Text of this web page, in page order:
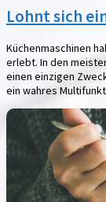
Lohnt sich
Küchenmaschinen
erlebt. In den
einen einzigen
ein wahres